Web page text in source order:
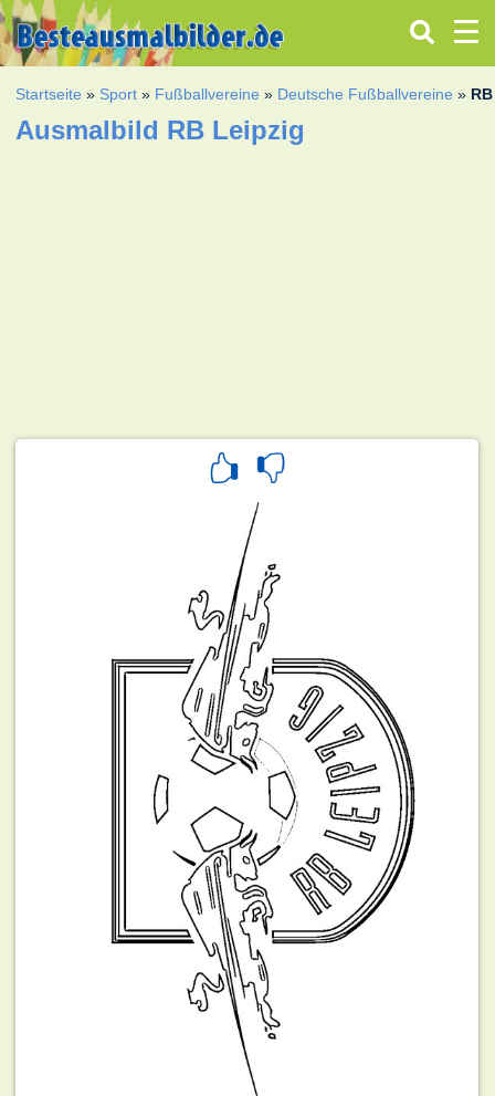
Startseite » Sport » Fußballvereine » Deutsche Fußballvereine »
Ausmalbild RB Leipzig